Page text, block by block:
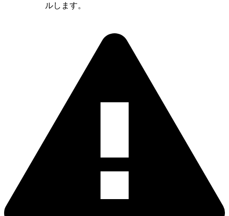
ルします。